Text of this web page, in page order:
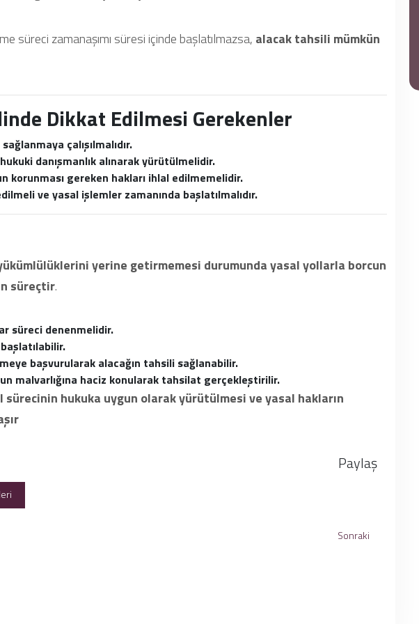
süreci zamanaşımı süresi içinde başlatılmazsa, alacak tahsili mümkün
Dikkat Edilmesi Gerekenler
çalışılmalıdır.
danışmanlık alınarak yürütülmelidir.
korunması gereken hakları ihlal edilmemelidir.
ve yasal işlemler zamanında başlatılmalıdır.
yerine getirmemesi durumunda yasal yollarla borcun
süreçtir.
süreci denenmelidir.
başvurularak alacağın tahsili sağlanabilir.
malvarlığına haciz konularak tahsilat gerçekleştirilir.
sürecinin hukuka uygun olarak yürütülmesi ve yasal hakların
Paylaş
Sonraki